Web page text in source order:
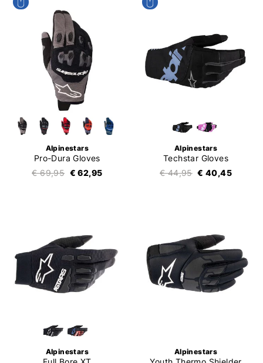
Alpinestars
Pro-Dura Gloves
€ 69,95 € 62,95
Alpinestars
Techstar Gloves
€ 44,95 € 40,45
Alpinestars Alpinestars